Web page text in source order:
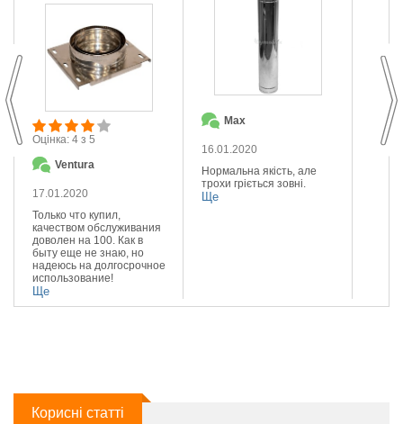
Max
16.01.2020
Нормальна якість, але
трохи гріється зовні.
Ще
Оцінка: 4 з 5
Ventura
17.01.2020
Только что купил,
качеством обслуживания
доволен на 100. Как в
быту еще не знаю, но
надеюсь на долгосрочное
использование!
Ще
Корисні статті